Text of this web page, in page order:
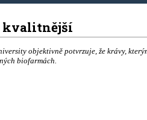
kvalitnější
objektivně potvrzuje, že krávy,
biofarmách.